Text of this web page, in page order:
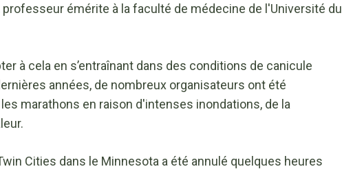
professeur émérite à la faculté de médecine de l'Université du
à cela en s’entraînant dans des conditions de canicule
années, de nombreux organisateurs ont été
marathons en raison d'intenses inondations, de la
Cities dans le Minnesota a été annulé quelques heures